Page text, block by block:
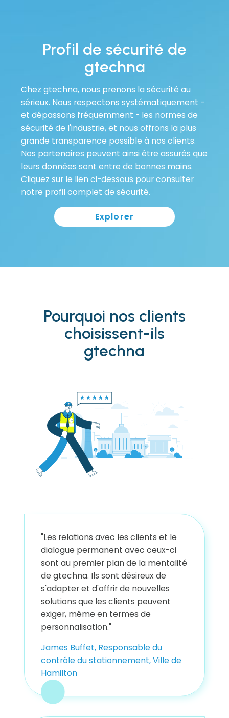
Profil de sécurité de
gtechna
Chez gtechna, nous prenons la sécurité au
sérieux. Nous respectons systématiquement -
et dépassons fréquemment - les normes de
sécurité de l'industrie, et nous offrons la plus
grande transparence possible à nos clients.
Nos partenaires peuvent ainsi être assurés que
leurs données sont entre de bonnes mains.
Cliquez sur le lien ci-dessous pour consulter
notre profil complet de sécurité.
Explorer
Pourquoi nos clients
choisissent-ils
gtechna
"Les relations avec les clients et le
dialogue permanent avec ceux-ci
sont au premier plan de la mentalité
de gtechna. Ils sont désireux de
s'adapter et d'offrir de nouvelles
solutions que les clients peuvent
exiger, même en termes de
personnalisation."
James Buffet, Responsable du
contrôle du stationnement, Ville de
Hamilton